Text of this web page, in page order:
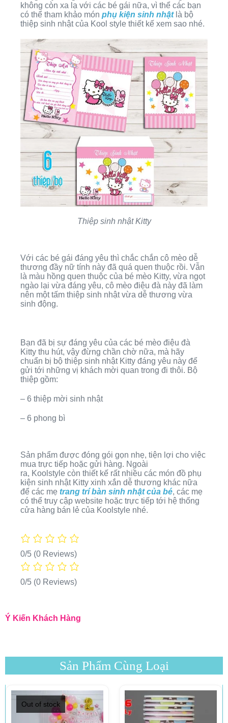
không còn xa lạ với các bé gái nữa, vì thể các bạn
có thể tham khảo món phụ kiện sinh nhậtlà bộ
thiệp sinh nhật của Kool style thiết kế xem sao nhé.
Thiệp sinh nhật Kitty
Với các bé gái đáng yêu thì chắc chắn cô mèo dễ
thương đầy nữ tính này đã quá quen thuộc rồi. Vẫn
là màu hồng quen thuộc của bé mèo Kitty, vừa ngọt
ngào lại vừa đáng yêu, cô mèo điệu đà này đã làm
nên một tấm thiệp sinh nhật vừa dễ thương vừa
sinh động.
Bạn đã bị sự đáng yêu của các bé mèo điệu đà
Kitty thu hút, vậy đừng chần chờ nữa, mà hãy
chuẩn bị bộ thiệp sinh nhật Kitty đáng yêu này để
gửi tới những vị khách mời quan trong đi thôi. Bộ
thiệp gồm:
– 6 thiệp mời sinh nhật
– 6 phong bì
Sản phẩm được đóng gói gọn nhẹ, tiện lợi cho việc
mua trực tiếp hoặc gửi hàng. Ngoài
ra, Koolstyle còn thiết kế rất nhiều các món đồ phụ
kiện sinh nhật Kitty xinh xắn dễ thương khác nữa
để các mẹ trang trí bàn sinh nhật của bé, các mẹ
có thể truy cập website hoặc trực tiếp tới hệ thống
cửa hàng bán lẻ của Koolstyle nhé.
0/5 (0 Reviews)
0/5 (0 Reviews)
Ý Kiến Khách Hàng
Sản Phẩm Cùng Loại
Out of stock